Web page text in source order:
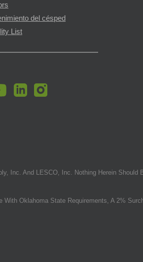
del césped
List
Inc. And LESCO, Inc. Nothing Herein Should
Oklahoma State Requirements, A 2%